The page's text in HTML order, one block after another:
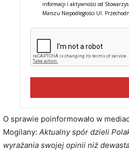
informacji i aktywności od
Marszu Niepodległości Ul.
O sprawie poinformowało w
Mogilany: Aktualny spór dzieli
wyrażania swojej opinii niż